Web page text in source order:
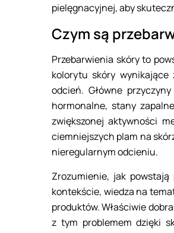
pielęgnacyjnej, aby
Czym są
Przebarwienia skóry to
kolorytu skóry
odcień. Główne
hormonalne, stany
zwiększonej aktywności
ciemniejszych plam na
nieregularnym odcieniu.
Zrozumienie, jak
kontekście, wiedza na
produktów. Właściwie
z tym problemem dzięki